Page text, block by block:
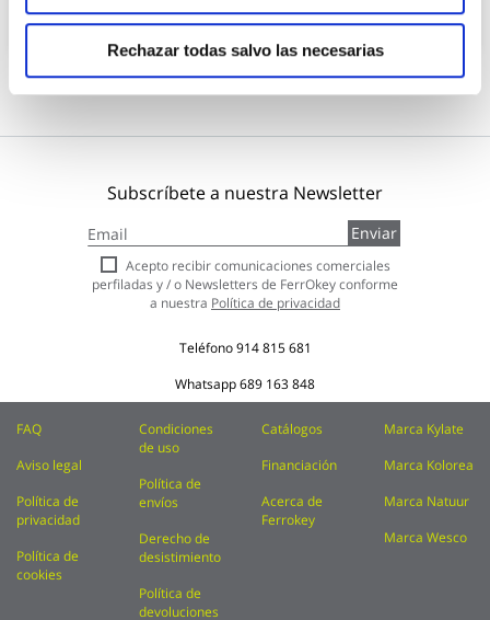
Rechazar todas salvo las necesarias
Añadir al carrito
Subscríbete a nuestra Newsletter
a
nuestro
boletín
de
Enviar
Acepto recibir comunicaciones comerciales
perfiladas y / o Newsletters de FerrOkey conforme
a nuestra Política de privacidad
Teléfono914 815 681
Whatsapp689 163 848
FAQ
Aviso legal
Política de
privacidad
Política de
cookies
Condiciones
de uso
Política de
envíos
Derecho de
desistimiento
Política de
devoluciones
Catálogos
Financiación
Acerca de
Ferrokey
Marca Kylate
Marca Kolorea
Marca Natuur
Marca Wesco